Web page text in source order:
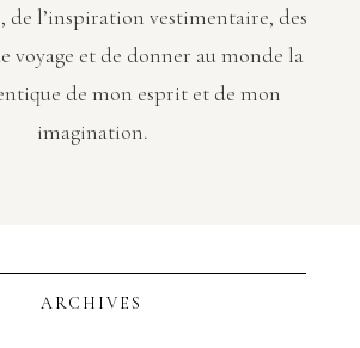
de l’inspiration vestimentaire, des
voyage et de donner au monde la
de mon esprit et de mon
imagination.
ARCHIVES